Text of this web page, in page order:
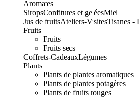
Aromates
SiropsConfitures et geléesMiel
Jus de fruitsAteliers-VisitesTisanes -
Fruits
Fruits
Fruits secs
Coffrets-CadeauxLégumes
Plants
Plants de plantes aromatiques
Plants de plantes potagères
Plants de fruits rouges